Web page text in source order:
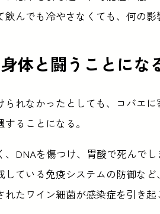
んでも冷やさなくても、何の影
体と闘うことにな
られなかったとしても、コバエ
ることになる。
DNAを傷つけ、胃酸で死んで
している免疫システムの防御な
たワイン細菌が感染症を引き起